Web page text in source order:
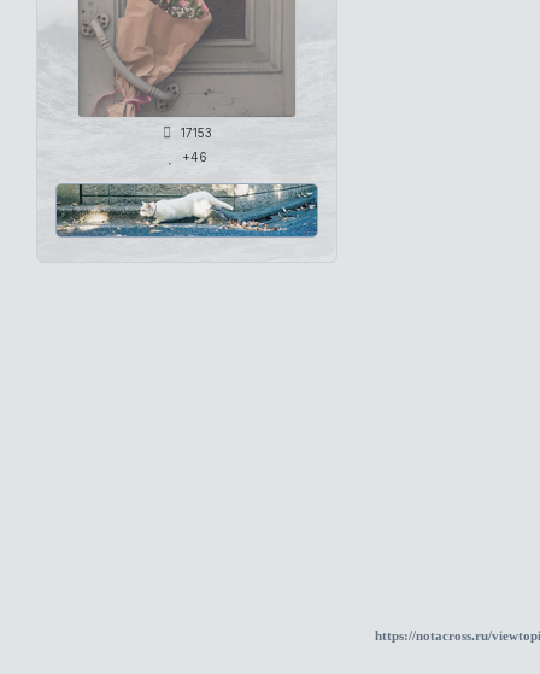
17153
+46
https://notacross.ru/